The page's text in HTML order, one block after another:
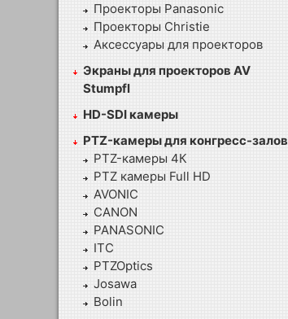
Проекторы Panasonic
Проекторы Christie
Аксессуары для проекторов
Экраны для проекторов AV
Stumpfl
HD-SDI камеры
PTZ-камеры для конгресс-залов
PTZ-камеры 4К
PTZ камеры Full HD
AVONIC
CANON
PANASONIC
ITC
PTZOptics
Josawa
Bolin